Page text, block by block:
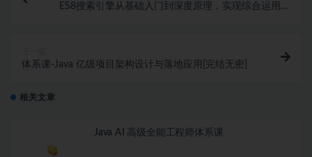
ES8搜索引擎从基础入门到深度原理，实现综合运用实
体系课-Java 亿级项目架构设计与落地应用[完结无密]
相关文章
Java AI 高级全能工程师体系课